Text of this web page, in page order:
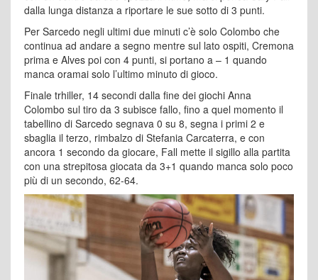
dalla lunga distanza a riportare le sue sotto di 3 punti.
Per Sarcedo negli ultimi due minuti c’è solo Colombo che
continua ad andare a segno mentre sul lato ospiti, Cremona
prima e Alves poi con 4 punti, si portano a – 1 quando
manca oramai solo l’ultimo minuto di gioco.
Finale trhiller, 14 secondi dalla fine dei giochi Anna
Colombo sul tiro da 3 subisce fallo, fino a quel momento il
tabellino di Sarcedo segnava 0 su 8, segna i primi 2 e
sbaglia il terzo, rimbalzo di Stefania Carcaterra, e con
ancora 1 secondo da giocare, Fall mette il sigillo alla partita
con una strepitosa giocata da 3+1 quando manca solo poco
più di un secondo, 62-64.